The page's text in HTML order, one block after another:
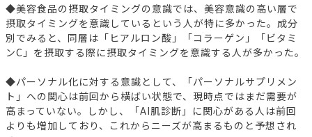
◆美容食品の摂取タイミングの意識では、美容意識の高い層で
摂取タイミングを意識しているという人が特に多かった。成分
別でみると、同層は「ヒアルロン酸」「コラーゲン」「ビタミ
ンC」を摂取する際に摂取タイミングを意識する人が多かった。
◆パーソナル化に対する意識として、「パーソナルサプリメン
ト」への関心は前回から横ばい状態で、現時点ではまだ需要が
高まっていない。しかし、「AI肌診断」に関心がある人は前回
よりも増加しており、これからニーズが高まるものと予想され